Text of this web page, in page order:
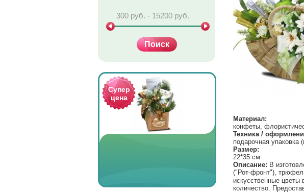
Супер
цена
Материал:
конфеты,
Техника /
подарочная упаковка
Размер:
22*35 см
Описание: В
("Рот-фронт"),
искусственные
количество.